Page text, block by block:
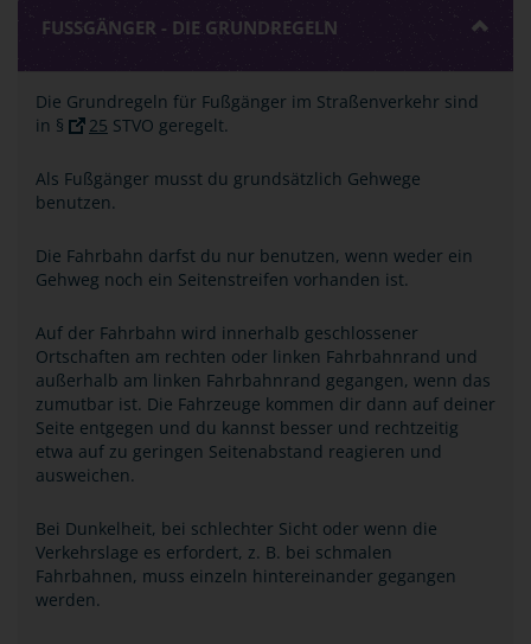
FUSSGÄNGER - DIE GRUNDREGELN
Die Grundregeln für Fußgänger im Straßenverkehr sind
in §
25 STVO geregelt.
Als Fußgänger musst du grundsätzlich Gehwege
benutzen.
Die Fahrbahn darfst du nur benutzen, wenn weder ein
Gehweg noch ein Seitenstreifen vorhanden ist.
Auf der Fahrbahn wird innerhalb geschlossener
Ortschaften am rechten oder linken Fahrbahnrand und
außerhalb am linken Fahrbahnrand gegangen, wenn das
zumutbar ist. Die Fahrzeuge kommen dir dann auf deiner
Seite entgegen und du kannst besser und rechtzeitig
etwa auf zu geringen Seitenabstand reagieren und
ausweichen.
Bei Dunkelheit, bei schlechter Sicht oder wenn die
Verkehrslage es erfordert, z. B. bei schmalen
Fahrbahnen, muss einzeln hintereinander gegangen
werden.